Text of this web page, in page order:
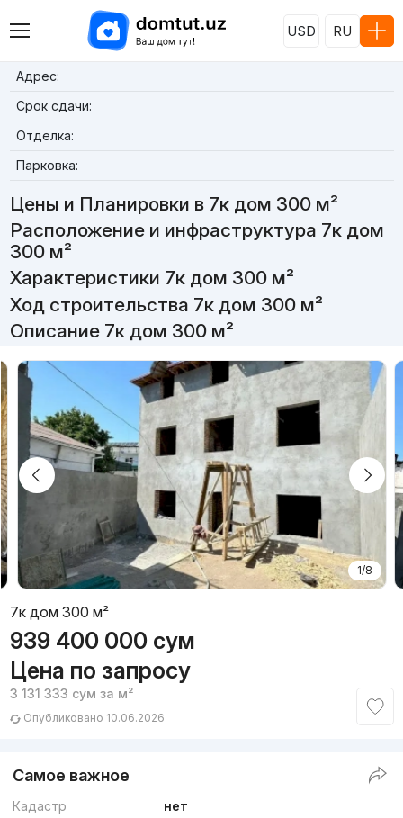
USD RU
Адрес:
Срок сдачи:
Отделка:
Парковка:
Цены и Планировки в 7к дом 300 м²
Расположение и инфраструктура 7к дом
300 м²
Характеристики 7к дом 300 м²
Ход строительства 7к дом 300 м²
Описание 7к дом 300 м²
1/8
7к дом 300 м²
939 400 000 сум
Цена по запросу
3 131 333 сум за м²
Опубликовано 10.06.2026
Самое важное
Кадастр
нет